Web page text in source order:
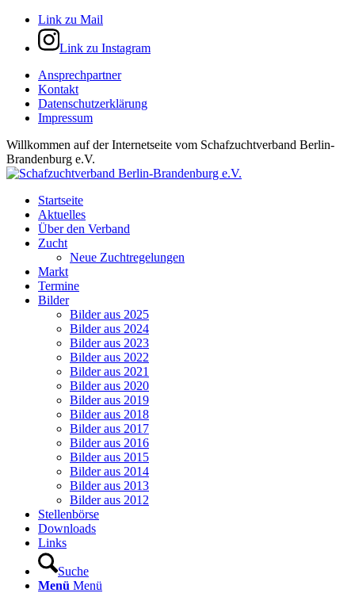
Link zu Mail
Link zu Instagram
Ansprechpartner
Kontakt
Datenschutzerklärung
Impressum
Willkommen auf der Internetseite vom Schafzuchtverband Berlin-
Brandenburg e.V.
Startseite
Aktuelles
Über den Verband
Zucht
Neue Zuchtregelungen
Markt
Termine
Bilder
Bilder aus 2025
Bilder aus 2024
Bilder aus 2023
Bilder aus 2022
Bilder aus 2021
Bilder aus 2020
Bilder aus 2019
Bilder aus 2018
Bilder aus 2017
Bilder aus 2016
Bilder aus 2015
Bilder aus 2014
Bilder aus 2013
Bilder aus 2012
Stellenbörse
Downloads
Links
Suche
Menü Menü